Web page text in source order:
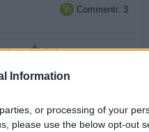
Information
or processing of your
please use the below opt-out
 Commenti: 3
Salva